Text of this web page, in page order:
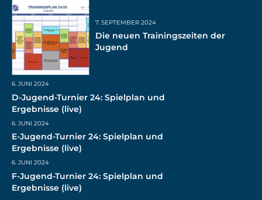
7. SEPTEMBER 2024
Die neuen Trainingszeiten der
Jugend
6. JUNI 2024
D-Jugend-Turnier 24: Spielplan und
Ergebnisse (live)
6. JUNI 2024
E-Jugend-Turnier 24: Spielplan und
Ergebnisse (live)
6. JUNI 2024
F-Jugend-Turnier 24: Spielplan und
Ergebnisse (live)